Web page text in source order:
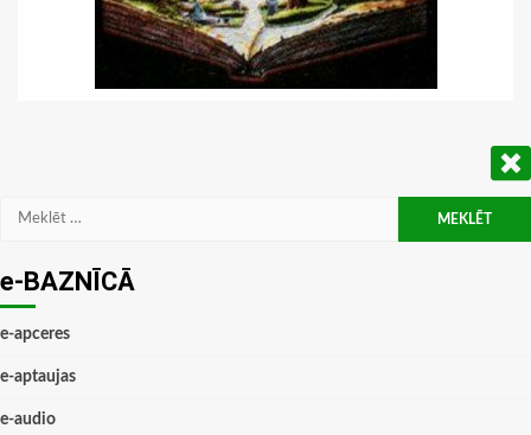
Meklēt:
e-BAZNĪCĀ
e-apceres
e-aptaujas
e-audio